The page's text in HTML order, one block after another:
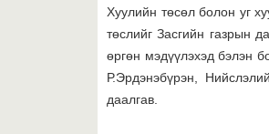
Хуулийн төсөл болон уг
төслийг Засгийн газрын
өргөн мэдүүлэхэд бэлэн
Р.Эрдэнэбүрэн,
даалгав.